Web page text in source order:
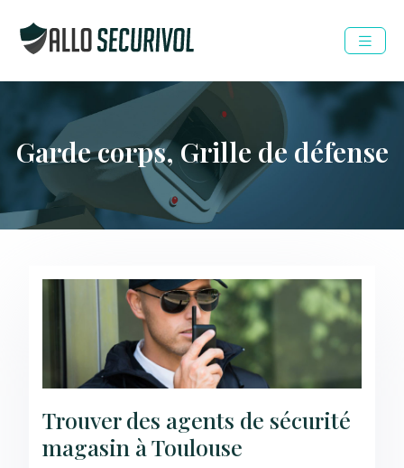
Garde corps, Grille de défense
Trouver des agents de sécurité
magasin à Toulouse